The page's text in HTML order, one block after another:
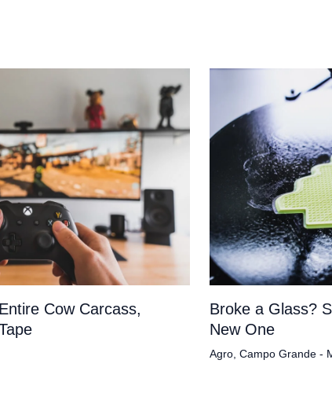
Cow Carcass,
Broke a Glass?
New One
Agro, Campo Grande -